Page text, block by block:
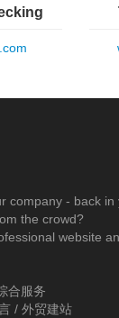
company - back in
the crowd?
website
合服务
/ 外贸建站